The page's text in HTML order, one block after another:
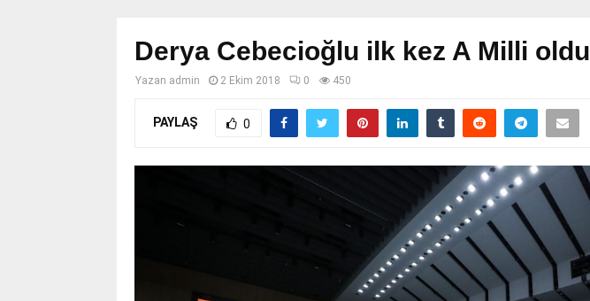
Derya Cebecioğlu ilk kez A Milli oldu
Yazan admin 2 Ekim 2018 0 450
PAYLAŞ 0